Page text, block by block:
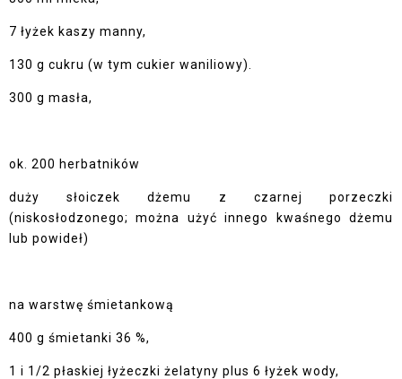
7 łyżek kaszy manny,
130 g cukru (w tym cukier waniliowy).
300 g masła,
ok. 200 herbatników
duży słoiczek dżemu z czarnej porzeczki
(niskosłodzonego; można użyć innego kwaśnego dżemu
lub powideł)
na warstwę śmietankową
400 g śmietanki 36 %,
1 i 1/2 płaskiej łyżeczki żelatyny plus 6 łyżek wody,